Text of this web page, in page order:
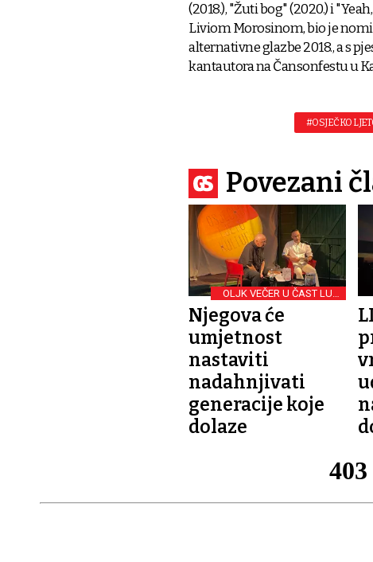
(2018.), "Žuti bog" (2020.) i
Liviom Morosinom, bio je
alternativne glazbe 2018., a s
kantautora na Čansonfestu u
#OSJEČKO
Povezani
OLJK VEČER U ČAST LUKI
PALJETKU
Njegova će
umjetnost
nastaviti
nadahnjivati
generacije koje
dolaze